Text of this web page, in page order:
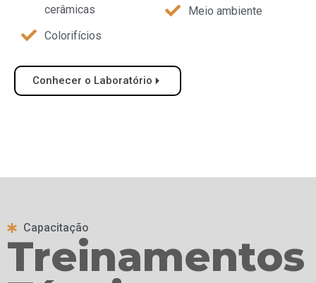
cerâmicas
Colorifícios
Meio ambiente
Conhecer o Laboratório
Capacitação
Treinamentos